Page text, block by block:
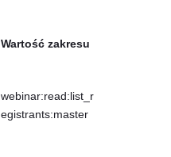
Wartość zakresu
webinar:read:list_r
egistrants:master